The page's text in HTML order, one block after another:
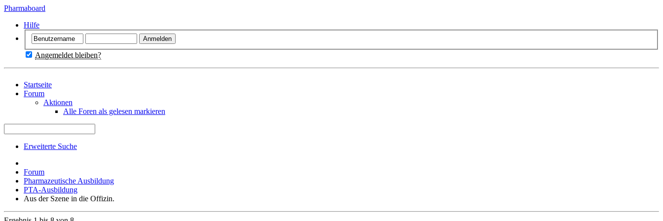
Pharmaboard
Hilfe
Angemeldet bleiben?
Startseite
Forum
Aktionen
Alle Foren als gelesen markieren
Erweiterte Suche
Forum
Pharmazeutische Ausbildung
PTA-Ausbildung
Aus der Szene in die Offizin.